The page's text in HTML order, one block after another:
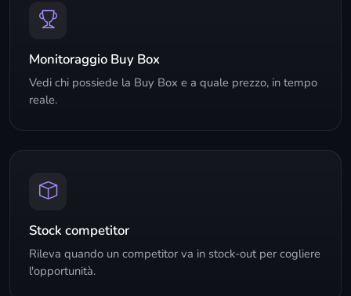
Monitoraggio Buy Box
Vedi chi possiede la Buy Box e a quale prezzo, in tempo
reale.
Stock competitor
Rileva quando un competitor va in stock-out per cogliere
l'opportunità.